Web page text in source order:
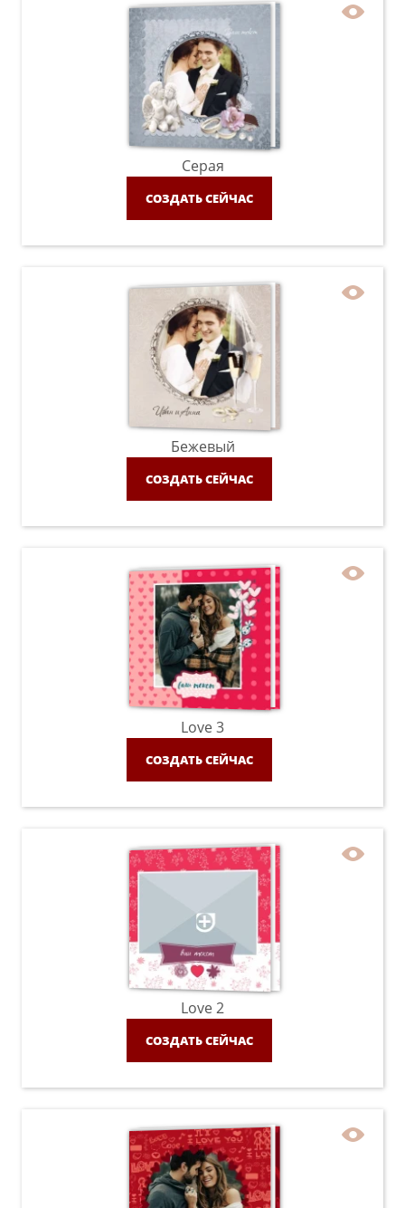
Серая
СОЗДАТЬ СЕЙЧАС
Бежевый
СОЗДАТЬ СЕЙЧАС
Love 3
СОЗДАТЬ СЕЙЧАС
Love 2
СОЗДАТЬ СЕЙЧАС